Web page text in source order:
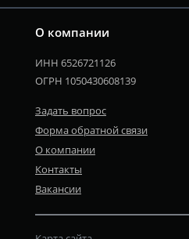
О компании
ИНН 6526721126
ОГРН 1050430608139
Задать вопрос
Форма обратной связи
О компании
Контакты
Вакансии